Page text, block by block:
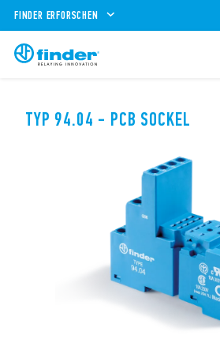
FINDER ERFORSCHEN
TYP 94.04 - PCB SOCKEL